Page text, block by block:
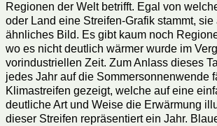
Regionen der Welt betrifft. Egal von
oder Land eine Streifen-Grafik stammt,
ähnliches Bild. Es gibt kaum noch
wo es nicht deutlich wärmer wurde im
vorindustriellen Zeit. Zum Anlass dieses
jedes Jahr auf die Sommersonnenwende
Klimastreifen gezeigt, welche auf eine
deutliche Art und Weise die Erwärmung
dieser Streifen repräsentiert ein Jahr.